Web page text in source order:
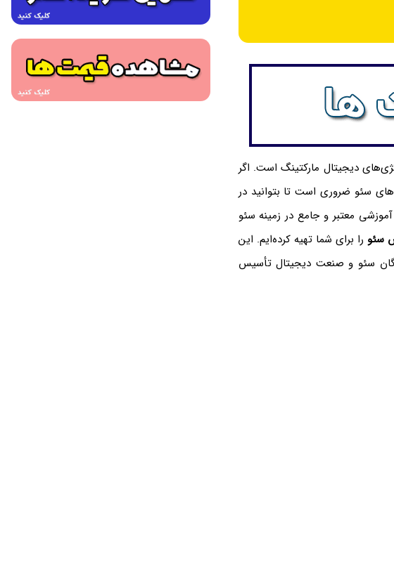
دیجیتال مارکتینگ است. اگر
سئو ضروری است تا بتوانید در
معتبر و جامع در زمینه سئو
سئورا برای شما تهیه کرده‌ایم. این
سئو و صنعت دیجیتال تأسیس